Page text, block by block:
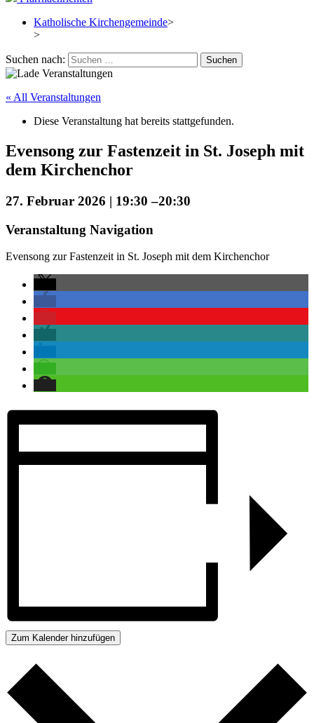
Katholische Kirchengemeinde>
>
Suchen nach:
« All Veranstaltungen
Diese Veranstaltung hat bereits stattgefunden.
Evensong zur Fastenzeit in St. Joseph mit
dem Kirchenchor
27. Februar 2026 | 19:30 –20:30
Veranstaltung Navigation
Evensong zur Fastenzeit in St. Joseph mit dem Kirchenchor
Zum Kalender hinzufügen